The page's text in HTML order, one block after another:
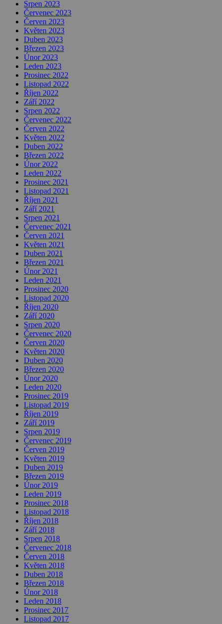
Srpen 2023
Červenec 2023
Červen 2023
Květen 2023
Duben 2023
Březen 2023
Únor 2023
Leden 2023
Prosinec 2022
Listopad 2022
Říjen 2022
Září 2022
Srpen 2022
Červenec 2022
Červen 2022
Květen 2022
Duben 2022
Březen 2022
Únor 2022
Leden 2022
Prosinec 2021
Listopad 2021
Říjen 2021
Září 2021
Srpen 2021
Červenec 2021
Červen 2021
Květen 2021
Duben 2021
Březen 2021
Únor 2021
Leden 2021
Prosinec 2020
Listopad 2020
Říjen 2020
Září 2020
Srpen 2020
Červenec 2020
Červen 2020
Květen 2020
Duben 2020
Březen 2020
Únor 2020
Leden 2020
Prosinec 2019
Listopad 2019
Říjen 2019
Září 2019
Srpen 2019
Červenec 2019
Červen 2019
Květen 2019
Duben 2019
Březen 2019
Únor 2019
Leden 2019
Prosinec 2018
Listopad 2018
Říjen 2018
Září 2018
Srpen 2018
Červenec 2018
Červen 2018
Květen 2018
Duben 2018
Březen 2018
Únor 2018
Leden 2018
Prosinec 2017
Listopad 2017